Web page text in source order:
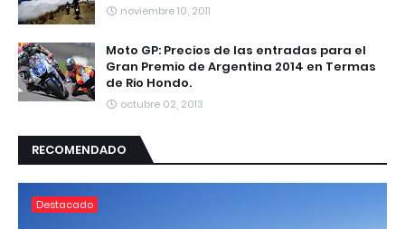
noviembre 10, 2011
Moto GP: Precios de las entradas para el
Gran Premio de Argentina 2014 en Termas
de Rio Hondo.
octubre 02, 2013
RECOMENDADO
Destacado